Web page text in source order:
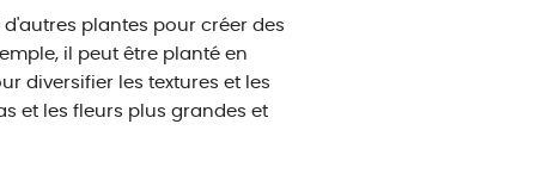
plantes pour créer des
il peut être planté en
diversifier les textures et les
et les fleurs plus grandes et